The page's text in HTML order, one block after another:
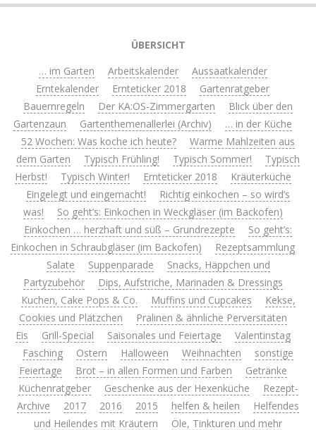
ÜBERSICHT
… im Garten
Arbeitskalender
Aussaatkalender
Erntekalender
Ernteticker 2018
Gartenratgeber
Bauernregeln
Der KA:OS-Zimmergarten
Blick über den
Gartenzaun
Gartenthemenallerlei (Archiv)
… in der Küche
52 Wochen: Was koche ich heute?
Warme Mahlzeiten aus
dem Garten
Typisch Frühling! Typisch Sommer!
Typisch
Herbst!
Typisch Winter! Ernteticker 2018
Kräuterküche
Eingelegt und eingemacht!
Richtig einkochen – so wird’s
was!
So geht’s: Einkochen in Weckgläser (im Backofen)
Einkochen … herzhaft und süß – Grundrezepte
So geht’s:
Einkochen in Schraubgläser (im Backofen)
Rezeptsammlung
Salate
Suppenparade
Snacks, Häppchen und
Partyzubehör
Dips, Aufstriche, Marinaden & Dressings
Kuchen, Cake Pops & Co.
Muffins und Cupcakes
Kekse,
Cookies und Plätzchen
Pralinen & ähnliche Perversitäten
Eis
Grill-Special Saisonales und Feiertage
Valentinstag
Fasching
Ostern Halloween Weihnachten
sonstige
Feiertage
Brot – in allen Formen und Farben
Getränke
Küchenratgeber
Geschenke aus der Hexenküche
Rezept-
Archive
2017 2016 2015 helfen & heilen
Helfendes
und Heilendes mit Kräutern
Öle, Tinkturen und mehr